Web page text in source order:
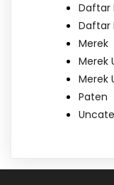
Daftar
Daftar
Merek
Merek
Merek
Paten